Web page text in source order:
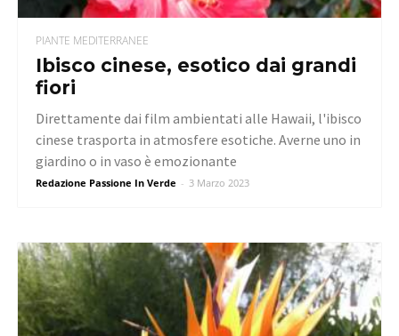
PIANTE MEDITERRANEE
Ibisco cinese, esotico dai grandi
fiori
Redazione Passione In Verde - 3 Marzo 2023
Direttamente dai film ambientati alle Hawaii, l'ibisco
cinese trasporta in atmosfere esotiche. Averne uno in
giardino o in vaso è emozionante